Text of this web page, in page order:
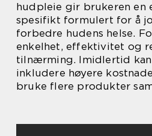
hudpleie gir brukeren en
spesifikt formulert for å
forbedre hudens helse.
enkelhet, effektivitet og
tilnærming. Imidlertid
inkludere høyere
bruke flere produkter